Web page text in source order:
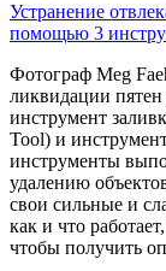
Устранение
помощью 3
Фотограф Meg
ликвидации
инструмент
Tool) и
инструменты
удалению
свои сильные и
как и что
чтобы получить